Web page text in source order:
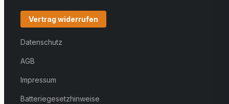
Vertrag widerrufen
Datenschutz
AGB
Impressum
Batteriegesetzhinweise